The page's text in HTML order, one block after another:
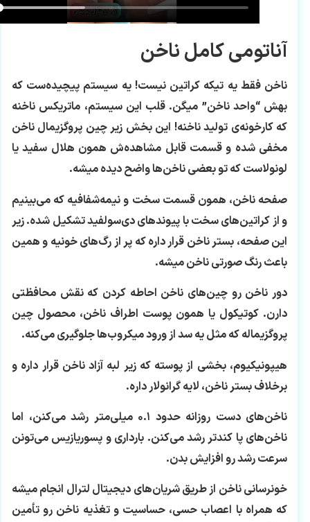
آناتومی کامل ناخن
ناخن فقط یه تیکه کراتین نیست! یه سیستم پیچیده‌ست که
بهش “واحد ناخن” میگن. قلب این سیستم، ماتریکس ناخنه
که کارخونه‌ی تولید ناخنه! این بخش زیر چین پروگزیمال ناخن
مخفی شده و قسمت قابل مشاهده‌ش همون هلال سفید یا
لونولاست که تو بعضی ناخن‌ها واضح دیده میشه.
صفحه ناخن، همون قسمت سخت و نیمه‌شفافیه که می‌بینیم
و از کراتین‌های سخت با پیوندهای دی‌سولفید تشکیل شده. زیر
این صفحه، بستر ناخن قرار داره که پر از رگ‌های خونیه و همین
باعث رنگ صورتی ناخن میشه.
دور ناخن رو چین‌های ناخن احاطه کردن که نقش محافظتی
دارن. کوتیکول یا همون پوست اطراف ناخن، محصول چین
پروگزیماله که مثل یه سد از ورود میکروب‌ها جلوگیری می‌کنه.
هیپونیکیوم، بخشی از پوسته که زیر لبه آزاد ناخن قرار داره و
برخلاف بستر ناخن، لایه گرانولار داره.
ناخن‌های دست روزانه حدود ۰.۱ میلی‌متر رشد می‌کنن، اما
ناخن‌های پا کندتر رشد می‌کنن. بارداری و پسوریازیس می‌تونن
سرعت رشد رو افزایش بدن.
خونرسانی ناخن از طریق شریان‌های دیجیتال لترال انجام میشه
که همراه با اعصاب حسی، حساسیت و تغذیه ناخن رو تأمین